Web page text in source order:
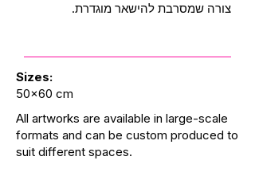
צורה שמסרבת להישאר מוגדרת.
Sizes:
50x60 cm
All artworks are available in large-scale
formats and can be custom produced to
suit different spaces.